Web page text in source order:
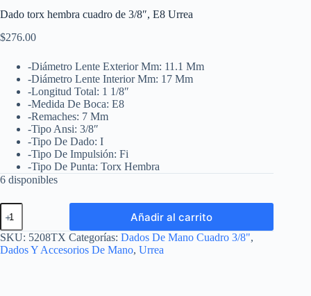
Dado torx hembra cuadro de 3/8″, E8 Urrea
$276.00
-Diámetro Lente Exterior Mm: 11.1 Mm
-Diámetro Lente Interior Mm: 17 Mm
-Longitud Total: 1 1/8″
-Medida De Boca: E8
-Remaches: 7 Mm
-Tipo Ansi: 3/8″
-Tipo De Dado: I
-Tipo De Impulsión: Fi
-Tipo De Punta: Torx Hembra
6 disponibles
Dado
torx
hembra
cuadro
de
Añadir al carrito
SKU: 5208TX Categorías: Dados De Mano Cuadro 3/8",
Dados Y Accesorios De Mano, Urrea